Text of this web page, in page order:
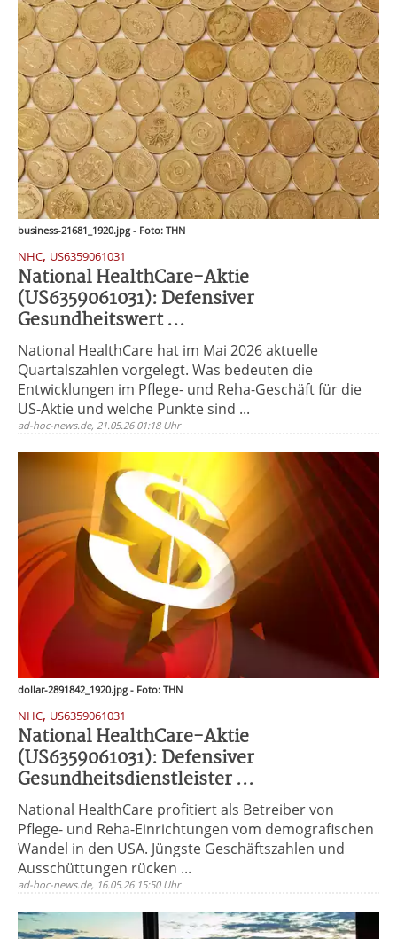
business-21681_1920.jpg - Foto: THN
NHC, US6359061031
National HealthCare-Aktie
(US6359061031): Defensiver
Gesundheitswert ...
National HealthCare hat im Mai 2026 aktuelle
Quartalszahlen vorgelegt. Was bedeuten die
Entwicklungen im Pflege- und Reha-Geschäft für die
US-Aktie und welche Punkte sind ...
ad-hoc-news.de, 21.05.26 01:18 Uhr
dollar-2891842_1920.jpg - Foto: THN
NHC, US6359061031
National HealthCare-Aktie
(US6359061031): Defensiver
Gesundheitsdienstleister ...
National HealthCare profitiert als Betreiber von
Pflege- und Reha-Einrichtungen vom demografischen
Wandel in den USA. Jüngste Geschäftszahlen und
Ausschüttungen rücken ...
ad-hoc-news.de, 16.05.26 15:50 Uhr